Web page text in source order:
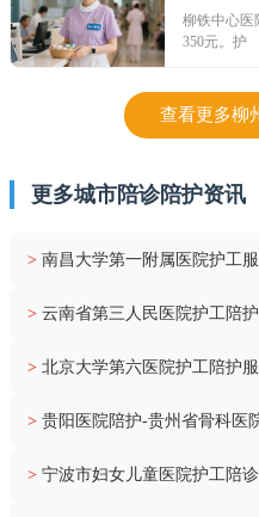
柳铁中心医
350元。护
查看更多柳
更多城市陪诊陪护资讯
> 南昌大学第一附属医院护工
> 云南省第三人民医院护工陪
> 北京大学第六医院护工陪护
> 贵阳医院陪护-贵州省骨科医
> 宁波市妇女儿童医院护工陪